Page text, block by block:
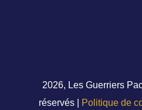
2026, Les Guerriers
réservés |
Politique de